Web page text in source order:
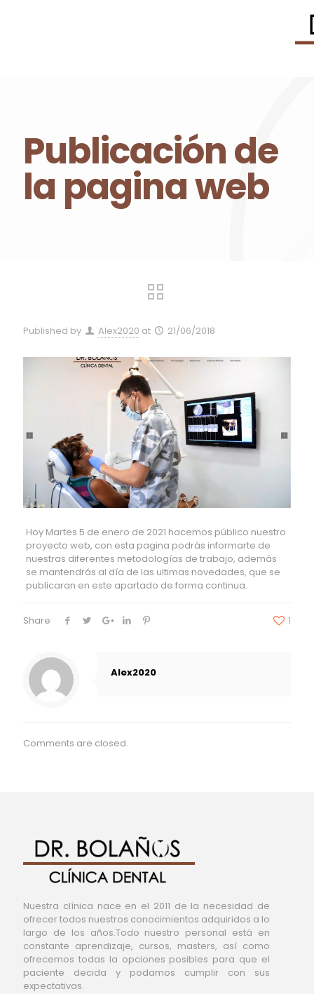
Publicación de
la pagina web
Published by Alex2020 at 21/06/2018
Hoy Martes 5 de enero de 2021 hacemos público nuestro
proyecto web, con esta pagina podrás informarte de
nuestras diferentes metodologías de trabajo, además
se mantendrás al día de las ultimas novedades, que se
publicaran en este apartado de forma continua.
Share 1
Alex2020
Comments are closed.
Nuestra clínica nace en el 2011 de la necesidad de
ofrecer todos nuestros conocimientos adquiridos a lo
largo de los años.Todo nuestro personal está en
constante aprendizaje, cursos, masters, así como
ofrecemos todas la opciones posibles para que el
paciente decida y podamos cumplir con sus
expectativas.